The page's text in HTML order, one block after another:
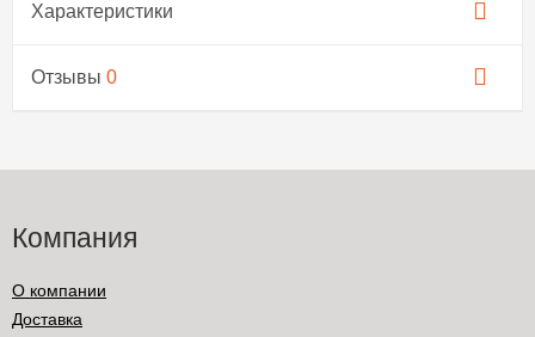
Характеристики
Отзывы 0
Компания
О компании
Доставка